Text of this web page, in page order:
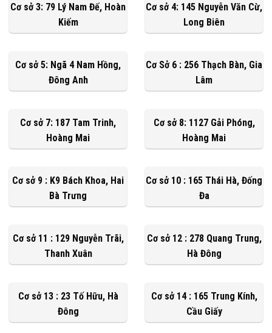
Cơ sở 3: 79 Lý Nam Đế, Hoàn
Kiếm
Cơ sở 4: 145 Nguyễn Văn Cừ,
Long Biên
Cơ sở 5: Ngã 4 Nam Hồng,
Đông Anh
Cơ Sở 6 : 256 Thạch Bàn, Gia
Lâm
Cơ sở 7: 187 Tam Trinh,
Hoàng Mai
Cơ sở 8: 1127 Gải Phóng,
Hoàng Mai
Cơ sở 9 : K9 Bách Khoa, Hai
Bà Trưng
Cơ sở 10 : 165 Thái Hà, Đống
Đa
Cơ sở 11 : 129 Nguyễn Trãi,
Thanh Xuân
Cơ sở 12 : 278 Quang Trung,
Hà Đông
Cơ sở 13 : 23 Tố Hữu, Hà
Đông
Cơ sở 14 : 165 Trung Kính,
Cầu Giấy